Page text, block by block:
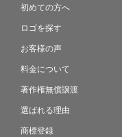
初めての方へ
ロゴを探す
お客様の声
料金について
著作権無償譲渡
選ばれる理由
商標登録